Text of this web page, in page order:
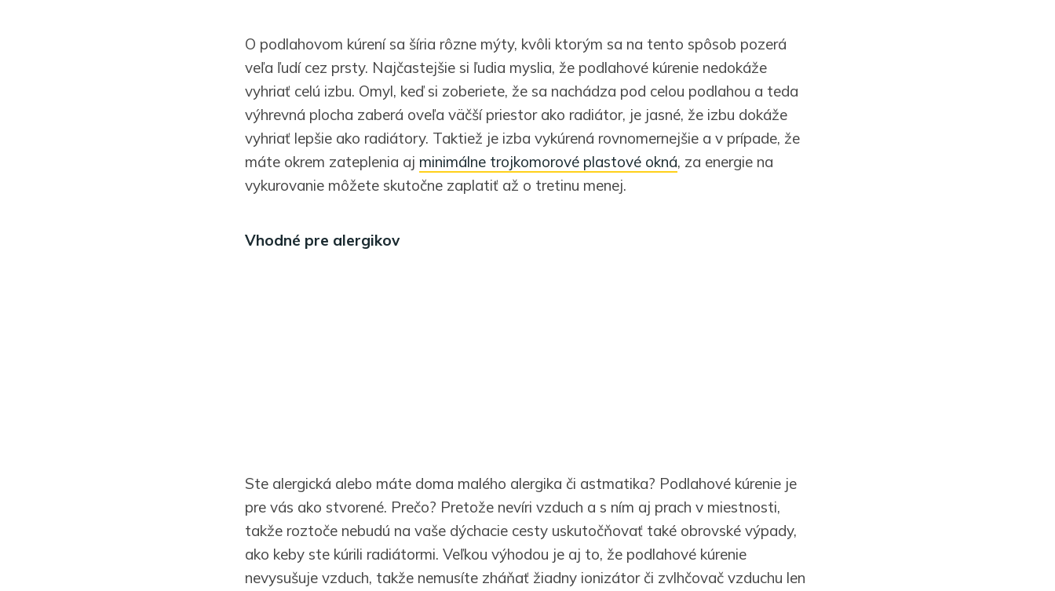
O podlahovom kúrení sa šíria rôzne mýty, kvôli ktorým sa na tento spôsob pozerá
veľa ľudí cez prsty. Najčastejšie si ľudia myslia, že podlahové kúrenie nedokáže
vyhriať celú izbu. Omyl, keď si zoberiete, že sa nachádza pod celou podlahou a teda
výhrevná plocha zaberá oveľa väčší priestor ako radiátor, je jasné, že izbu dokáže
vyhriať lepšie ako radiátory. Taktiež je izba vykúrená rovnomernejšie a v prípade, že
máte okrem zateplenia aj minimálne trojkomorové plastové okná, za energie na
vykurovanie môžete skutočne zaplatiť až o tretinu menej.
Vhodné pre alergikov
Ste alergická alebo máte doma malého alergika či astmatika? Podlahové kúrenie je
pre vás ako stvorené. Prečo? Pretože nevíri vzduch a s ním aj prach v miestnosti,
takže roztoče nebudú na vaše dýchacie cesty uskutočňovať také obrovské výpady,
ako keby ste kúrili radiátormi. Veľkou výhodou je aj to, že podlahové kúrenie
nevysušuje vzduch, takže nemusíte zháňať žiadny ionizátor či zvlhčovač vzduchu len